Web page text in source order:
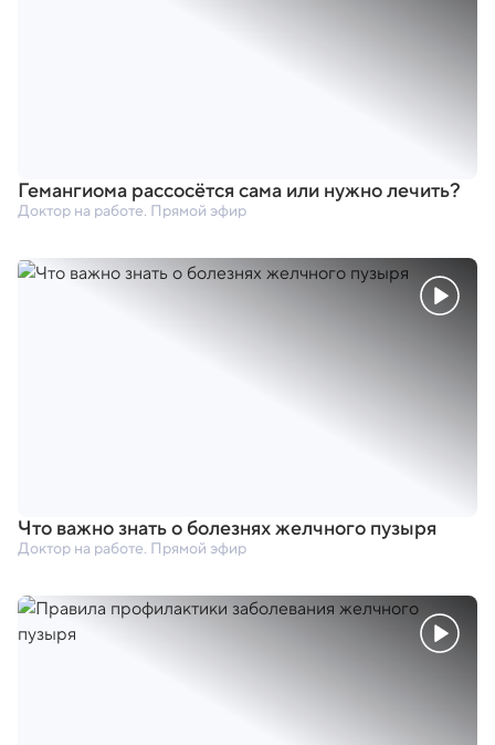
Гемангиома рассосётся сама или нужно лечить?
Доктор на работе. Прямой эфир
Что важно знать о болезнях желчного пузыря
Доктор на работе. Прямой эфир